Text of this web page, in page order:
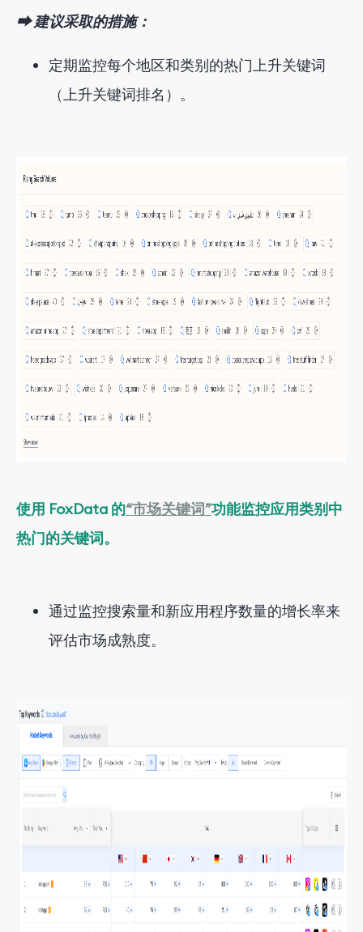
⮕ 建议采取的措施：
定期监控每个地区和类别的热门上升关键词
（上升关键词排名）。
使用 FoxData 的“市场关键词”功能监控应用类别中
热门的关键词。
通过监控搜索量和新应用程序数量的增长率来
评估市场成熟度。